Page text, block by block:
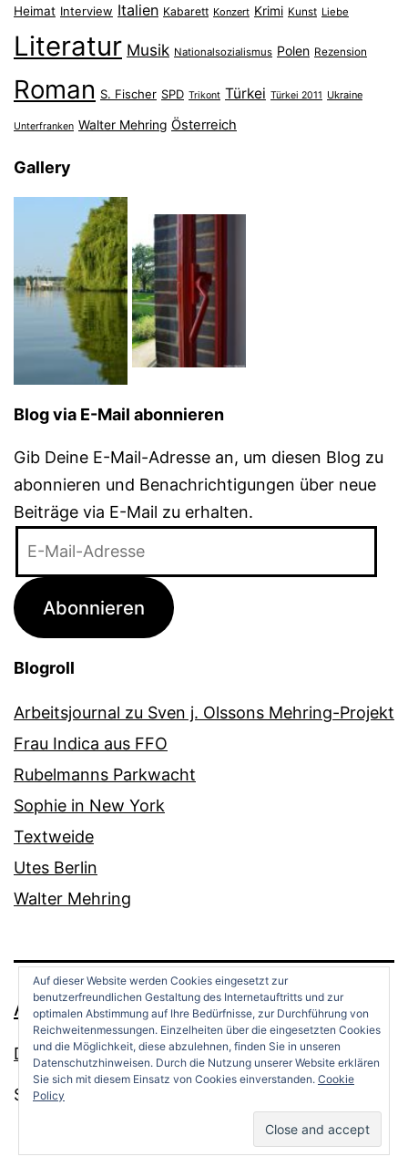
Heimat Interview Italien Kabarett Konzert Krimi Kunst Liebe
Literatur Musik Nationalsozialismus Polen Rezension
Roman S. Fischer SPD Trikont Türkei Türkei 2011 Ukraine
Unterfranken Walter Mehring Österreich
Gallery
Blog via E-Mail abonnieren
Gib Deine E-Mail-Adresse an, um diesen Blog zu
abonnieren und Benachrichtigungen über neue
Beiträge via E-Mail zu erhalten.
Adresse
Abonnieren
Blogroll
Arbeitsjournal zu Sven j. Olssons Mehring-Projekt
Frau Indica aus FFO
Rubelmanns Parkwacht
Sophie in New York
Textweide
Utes Berlin
Walter Mehring
ANDREAS OPPERMANN
Datenschutz
Stolz präsentiert von
Auf dieser Website werden Cookies eingesetzt zur
benutzerfreundlichen Gestaltung des Internetauftritts und zur
optimalen Abstimmung auf Ihre Bedürfnisse, zur Durchführung von
Reichweitenmessungen. Einzelheiten über die eingesetzten Cookies
und die Möglichkeit, diese abzulehnen, finden Sie in unseren
Datenschutzhinweisen. Durch die Nutzung unserer Website erklären
Sie sich mit diesem Einsatz von Cookies einverstanden. Cookie
Policy